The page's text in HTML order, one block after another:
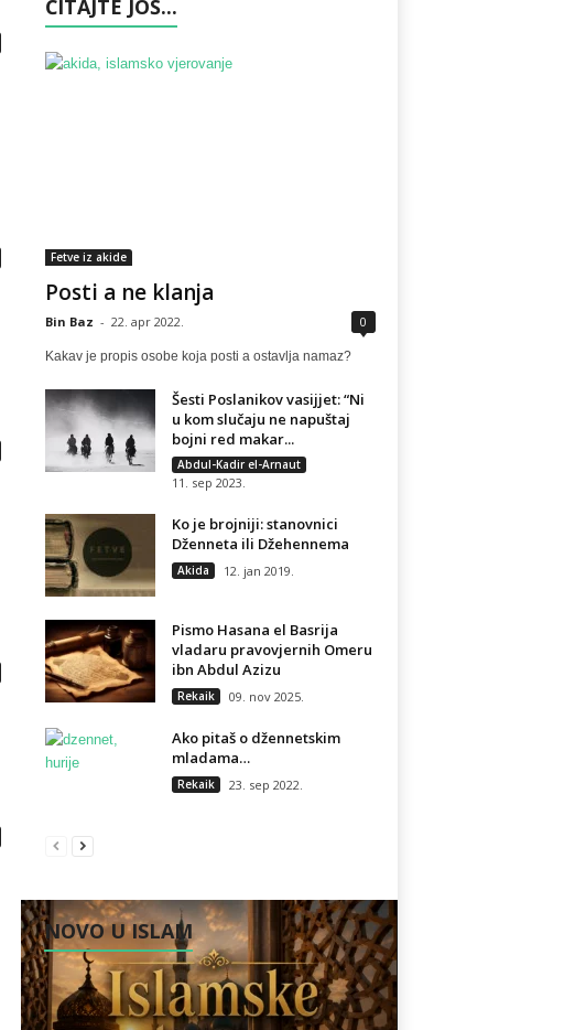
ČITAJTE JOŠ...
Fetve iz akide
Posti a ne klanja
Bin Baz - 22. apr 2022. 0
Kakav je propis osobe koja posti a ostavlja namaz?
Šesti Poslanikov vasijjet: “Ni
u kom slučaju ne napuštaj
bojni red makar...
Abdul-Kadir el-Arnaut
11. sep 2023.
Ko je brojniji: stanovnici
Dženneta ili Džehennema
Akida 12. jan 2019.
Pismo Hasana el Basrija
vladaru pravovjernih Omeru
ibn Abdul Azizu
Rekaik 09. nov 2025.
Ako pitaš o džennetskim
mladama…
Rekaik 23. sep 2022.
NOVO U ISLAM